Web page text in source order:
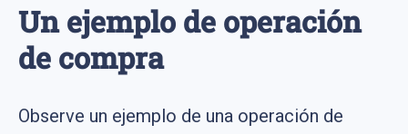
Un ejemplo de operación
de compra
Observe un ejemplo de una operación de